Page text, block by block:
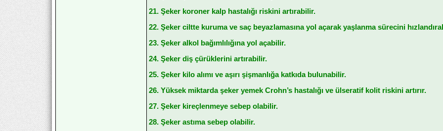
21. Şeker koroner kalp hastalığı riskini artırabilir.
22. Şeker ciltte kuruma ve saç beyazlamasına yol açarak yaşlanma sürecini
23. Şeker alkol bağımlılığına yol açabilir.
24. Şeker diş çürüklerini artırabilir.
25. Şeker kilo alımı ve aşırı şişmanlığa katkıda bulunabilir.
26. Yüksek miktarda şeker yemek Crohn’s hastalığı ve ülseratif kolit riskini artırır.
27. Şeker kireçlenmeye sebep olabilir.
28. Şeker astıma sebep olabilir.